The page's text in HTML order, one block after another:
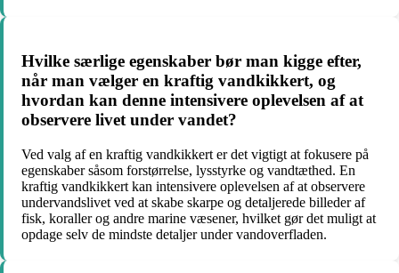
Hvilke særlige egenskaber bør man kigge efter,
når man vælger en kraftig vandkikkert, og
hvordan kan denne intensivere oplevelsen af at
observere livet under vandet?
Ved valg af en kraftig vandkikkert er det vigtigt at fokusere på
egenskaber såsom forstørrelse, lysstyrke og vandtæthed. En
kraftig vandkikkert kan intensivere oplevelsen af at observere
undervandslivet ved at skabe skarpe og detaljerede billeder af
fisk, koraller og andre marine væsener, hvilket gør det muligt at
opdage selv de mindste detaljer under vandoverfladen.